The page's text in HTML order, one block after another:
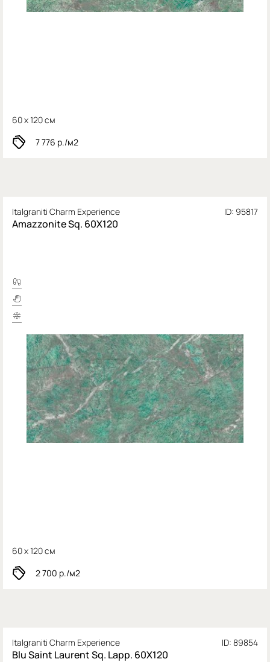
60 x 120 см
7 776 р./м2
Italgraniti Charm Experience ID: 95817
Amazzonite Sq. 60X120
60 x 120 см
2 700 р./м2
Italgraniti Charm Experience ID: 89854
Blu Saint Laurent Sq. Lapp. 60X120